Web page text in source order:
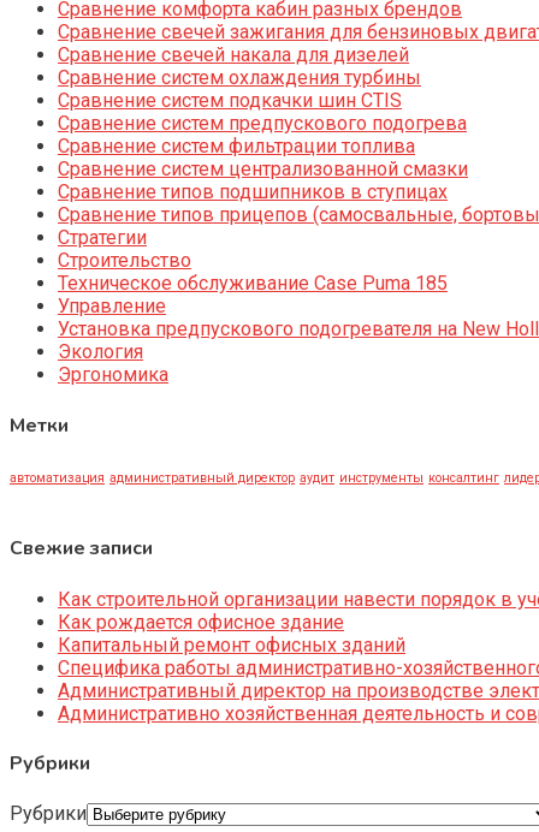
Сравнение комфорта кабин разных брендов
Сравнение свечей зажигания для бензиновых
Сравнение свечей накала для дизелей
Сравнение систем охлаждения турбины
Сравнение систем подкачки шин CTIS
Сравнение систем предпускового подогрева
Сравнение систем фильтрации топлива
Сравнение систем централизованной смазки
Сравнение типов подшипников в ступицах
Сравнение типов прицепов (самосвальные,
Стратегии
Строительство
Техническое обслуживание Case Puma 185
Управление
Установка предпускового подогревателя на New
Экология
Эргономика
Метки
автоматизация административный директор аудит инструменты консалтинг
Свежие записи
Как строительной организации навести порядок в
Как рождается офисное здание
Капитальный ремонт офисных зданий
Специфика работы административно-
Административный директор на производстве
Административно хозяйственная деятельность и
Рубрики
Рубрики